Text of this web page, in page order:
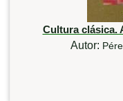
Cultura clásica.
Autor: